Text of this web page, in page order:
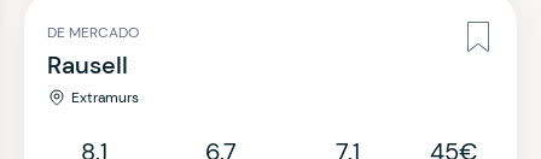
DE MERCADO
Rausell
Extramurs
8.1 6.7 7.1 45€